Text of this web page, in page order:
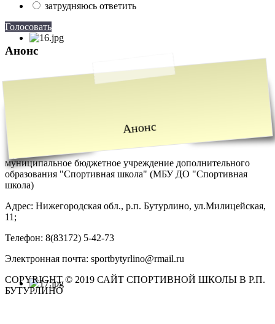
затрудняюсь ответить
Голосовать
Анонс
Анонс
муниципальное бюджетное учреждение дополнительного
образования "Спортивная школа" (МБУ ДО "Спортивная
школа)
Адрес: Нижегородская обл., р.п. Бутурлино, ул.Милицейская,
11;
Телефон: 8(83172) 5-42-73
Электронная почта: sportbytyrlino@rmail.ru
COPYRIGHT © 2019 САЙТ СПОРТИВНОЙ ШКОЛЫ В Р.П.
БУТУРЛИНО